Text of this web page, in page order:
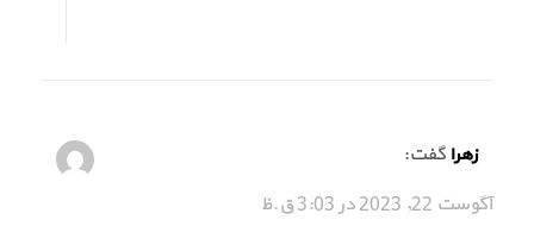
زهرا گفت:
آگوست 22, 2023 در 3:03 ق.ظ